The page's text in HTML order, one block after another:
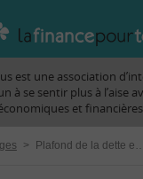
est une association
à se sentir plus à l’aise
et
> Plafond de la dette et potentiel blocage budgétaire aux États-Unis